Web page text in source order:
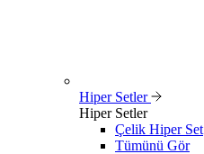
Hiper Setler
Hiper Setler
Çelik Hiper Set
Tümünü Gör